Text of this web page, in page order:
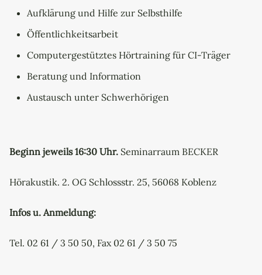
Aufklärung und Hilfe zur Selbsthilfe
Öffentlichkeitsarbeit
Computergestütztes Hörtraining für CI-Träger
Beratung und Information
Austausch unter Schwerhörigen
Beginn jeweils 16:30 Uhr. Seminarraum BECKER
Hörakustik. 2. OG Schlossstr. 25, 56068 Koblenz
Infos u. Anmeldung:
Tel. 02 61 / 3 50 50, Fax 02 61 / 3 50 75